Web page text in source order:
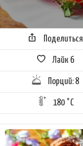
Поделиться
Лайк 6
Порций: 8
180 °C